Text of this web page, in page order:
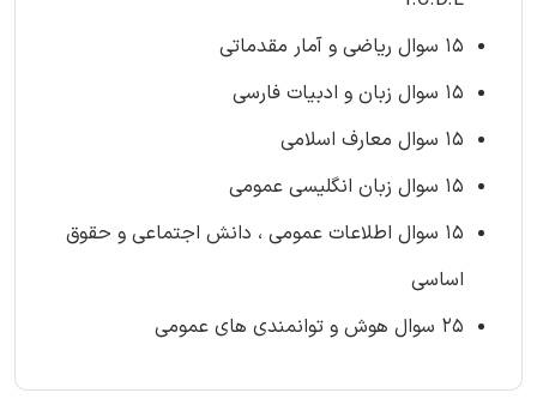
۱۵ سوال ریاضی و آمار مقدماتی
۱۵ سوال زبان و ادبیات فارسی
۱۵ سوال معارف اسلامی
۱۵ سوال زبان انگلیسی عمومی
۱۵ سوال اطلاعات عمومی ، دانش اجتماعی و حقوق
اساسی
۲۵ سوال هوش و توانمندی های عمومی